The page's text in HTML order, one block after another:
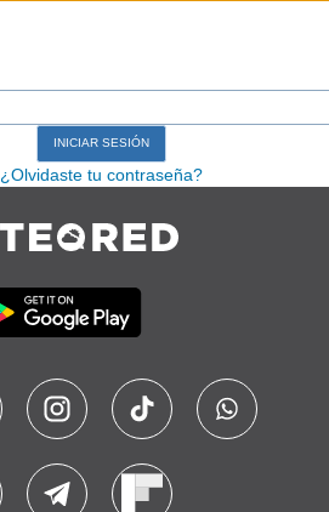
¿Olvidaste tu contraseña?